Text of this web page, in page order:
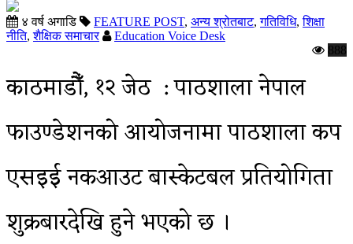
४ वर्ष अगाडि FEATURE POST, अन्य श्रोतबाट,गतिविधि,शिक्षा
नीति,शैक्षिक समाचार
Education Voice Desk
888
काठमाडौँ, १२ जेठ : पाठशाला नेपाल
फाउण्डेशनको आयोजनामा पाठशाला कप
एसइई नकआउट बास्केटबल प्रतियोगिता
शुक्रबारदेखि हुने भएको छ ।